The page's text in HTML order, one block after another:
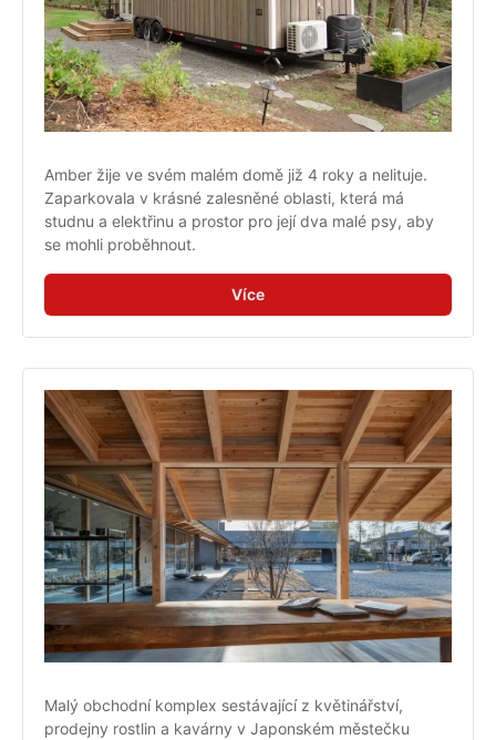
Amber žije ve svém malém domě již 4 roky a nelituje.
Zaparkovala v krásné zalesněné oblasti, která má
studnu a elektřinu a prostor pro její dva malé psy, aby
se mohli proběhnout.
Více
Malý obchodní komplex sestávající z květinářství,
prodejny rostlin a kavárny v Japonském městečku